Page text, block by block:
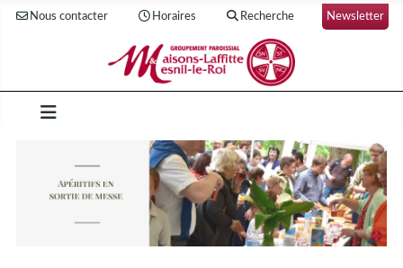
Nous contacter Horaires Recherche Newsletter